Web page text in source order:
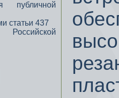
публичной
статьи 437
Российской